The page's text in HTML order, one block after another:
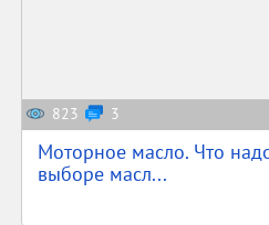
823 3
Моторное масло. Что
выборе масл...